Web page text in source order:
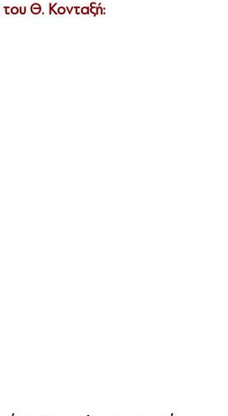
Θ. Κονταξή: